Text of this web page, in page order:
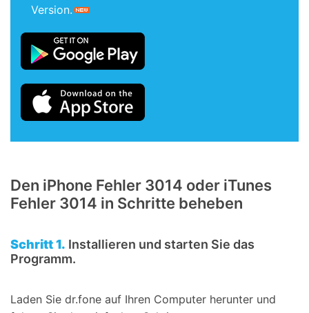
Version.
Den iPhone Fehler 3014 oder iTunes
Fehler 3014 in Schritte beheben
Schritt 1. Installieren und starten Sie das
Programm.
Laden Sie dr.fone auf Ihren Computer herunter und